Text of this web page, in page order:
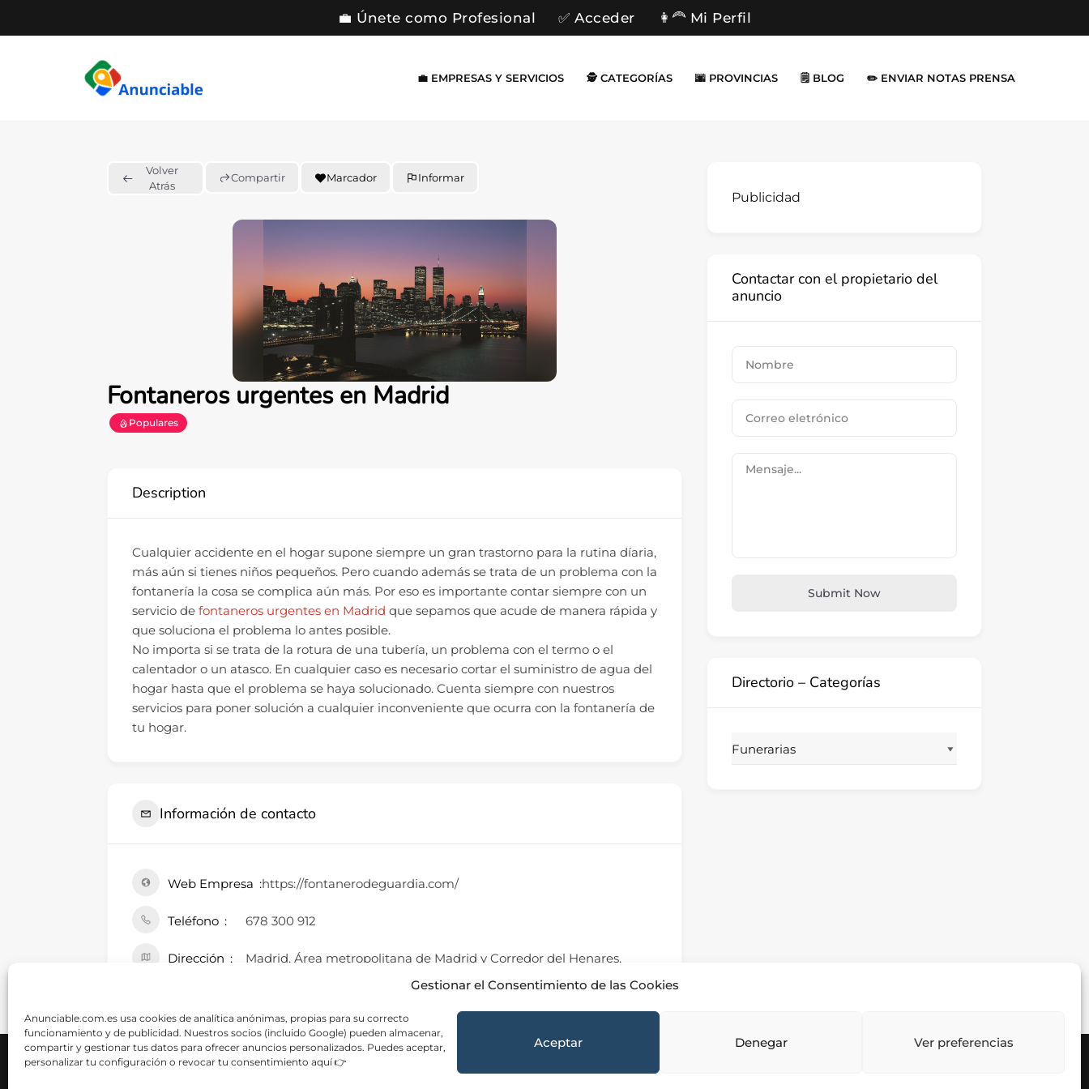
Gestionar el Consentimiento de las Cookies
Anunciable.com.es usa cookies de analítica anónimas, propias para su correcto
funcionamiento y de publicidad. Nuestros socios (incluido Google) pueden almacenar,
compartir y gestionar tus datos para ofrecer anuncios personalizados. Puedes aceptar,
personalizar tu configuración o revocar tu consentimiento aquí 👉
Aceptar Denegar Ver preferencias
💼 Únete como Profesional ✅ Acceder 👩‍🦰 Mi Perfil
💼 EMPRESAS Y SERVICIOS 🕵️ CATEGORÍAS 🌆 PROVINCIAS 🗒️ BLOG ✏️ ENVIAR NOTAS PRENSA
Volver
Atrás
Compartir Marcador Informar
Fontaneros urgentes en Madrid
Populares
Description
Cualquier accidente en el hogar supone siempre un gran trastorno para la rutina díaria,
más aún si tienes niños pequeños. Pero cuando además se trata de un problema con la
fontanería la cosa se complica aún más. Por eso es importante contar siempre con un
servicio de fontaneros urgentes en Madrid que sepamos que acude de manera rápida y
que soluciona el problema lo antes posible.
No importa si se trata de la rotura de una tubería, un problema con el termo o el
calentador o un atasco. En cualquier caso es necesario cortar el suministro de agua del
hogar hasta que el problema se haya solucionado. Cuenta siempre con nuestros
servicios para poner solución a cualquier inconveniente que ocurra con la fontanería de
tu hogar.
Información de contacto
Web Empresa https://fontanerodeguardia.com/
Teléfono 678 300 912
Dirección
Madrid, Área metropolitana de Madrid y Corredor del Henares,
Comunidad de Madrid, 28001, España
Publicidad
Contactar con el propietario del
anuncio
Submit Now
Directorio – Categorías
Aviso Legal Privacidad| Cookies